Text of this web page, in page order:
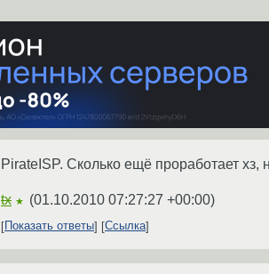
PirateISP. Сколько ещё проработает хз,
tx ★ (01.10.2010 07:27:27 +00:00)
Показать ответы Ссылка